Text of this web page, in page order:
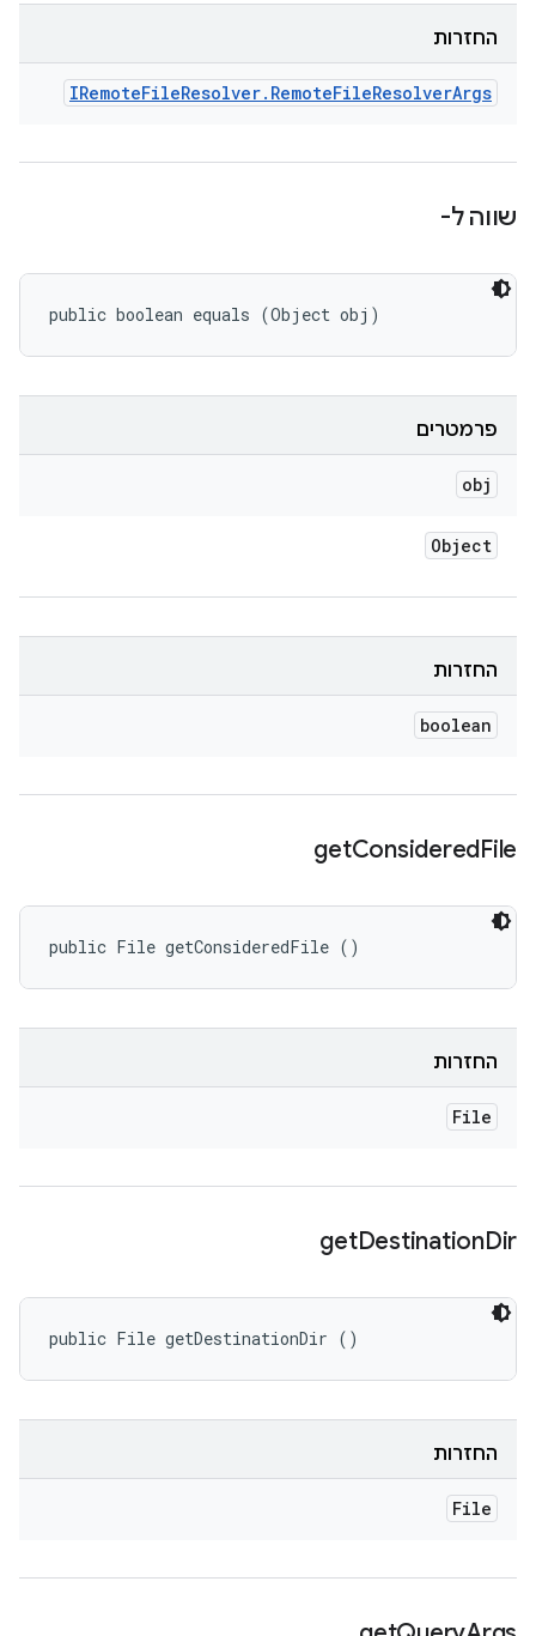
החזרות
IRemoteFileResolver. RemoteFileResolverArgs
שווה ל-
public boolean equals (Object obj)
פרמטרים
obj
Object
החזרות
boolean
getConsideredFile
public File getConsideredFile ()
החזרות
File
getDestinationDir
public File getDestinationDir ()
החזרות
File